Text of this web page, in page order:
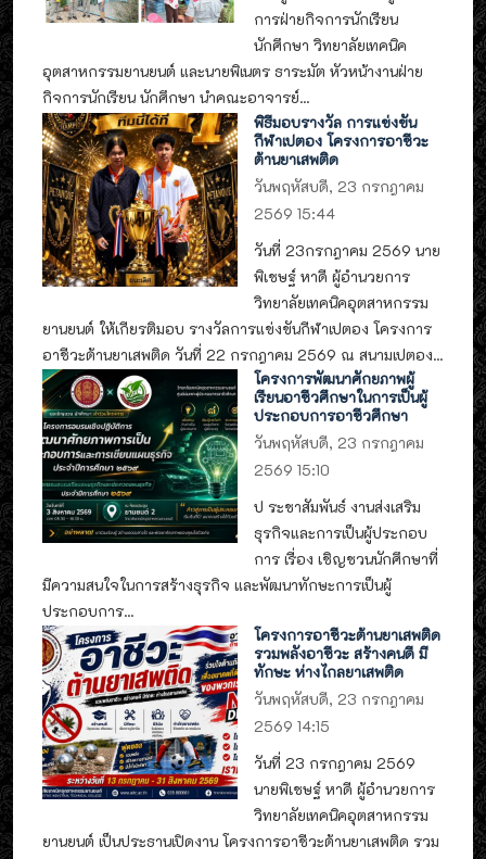
การฝ่ายกิจการนักเรียน
นักศึกษา วิทยาลัยเทคนิค
อุตสาหกรรมยานยนต์ และนายพิเนตร ธาระมัต หัวหน้างานฝ่าย
กิจการนักเรียน นักศึกษา นำคณะอาจารย์...
พิธีมอบรางวัล การแข่งขัน
กีฬาเปตอง โครงการอาชีวะ
ต้านยาเสพติด
วันพฤหัสบดี, 23 กรกฎาคม
2569 15:44
วันที่ 23กรกฎาคม 2569 นาย
พิเชษฐ์ หาดี ผู้อำนวยการ
วิทยาลัยเทคนิคอุตสาหกรรม
ยานยนต์ ให้เกียรติมอบ รางวัลการแข่งขันกีฬาเปตอง โครงการ
อาชีวะต้านยาเสพติด วันที่ 22 กรกฎาคม 2569 ณ สนามเปตอง...
โครงการพัฒนาศักยภาพผู้
เรียนอาชีวศึกษาในการเป็นผู้
ประกอบการอาชีวศึกษา
วันพฤหัสบดี, 23 กรกฎาคม
2569 15:10
ป ระชาสัมพันธ์ งานส่งเสริม
ธุรกิจและการเป็นผู้ประกอบ
การ เรื่อง เชิญชวนนักศึกษาที่
มีความสนใจในการสร้างธุรกิจ และพัฒนาทักษะการเป็นผู้
ประกอบการ...
โครงการอาชีวะต้านยาเสพติด
รวมพลังอาชีวะ สร้างคนดี มี
ทักษะ ห่างไกลยาเสพติด
วันพฤหัสบดี, 23 กรกฎาคม
2569 14:15
วันที่ 23 กรกฎาคม 2569
นายพิเชษฐ์ หาดี ผู้อำนวยการ
วิทยาลัยเทคนิคอุตสาหกรรม
ยานยนต์ เป็นประธานเปิดงาน โครงการอาชีวะต้านยาเสพติด รวม